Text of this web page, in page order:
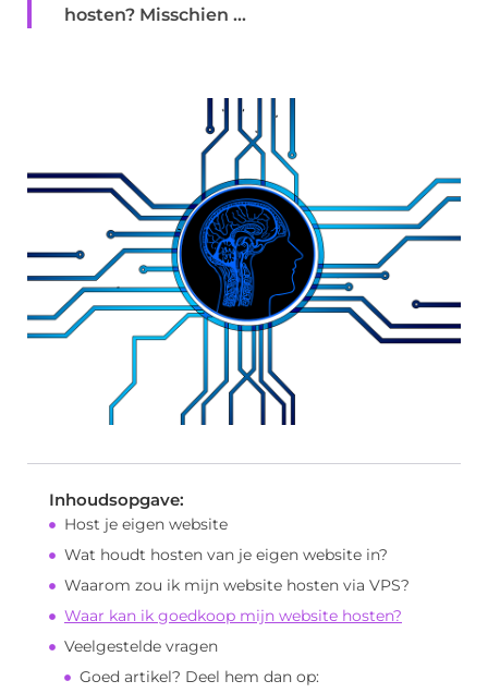
hosten? Misschien ...
Inhoudsopgave:
Host je eigen website
Wat houdt hosten van je eigen website in?
Waarom zou ik mijn website hosten via VPS?
Waar kan ik goedkoop mijn website hosten?
Veelgestelde vragen
Goed artikel? Deel hem dan op: